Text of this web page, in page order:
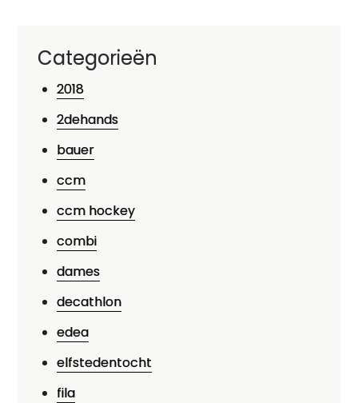
Categorieën
2018
2dehands
bauer
ccm
ccm hockey
combi
dames
decathlon
edea
elfstedentocht
fila